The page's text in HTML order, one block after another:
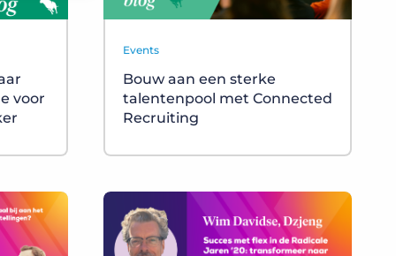
voor
Events
Bouw aan een sterke
talentenpool met Connected
Recruiting